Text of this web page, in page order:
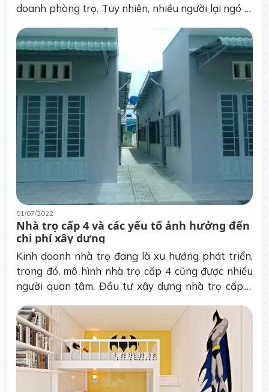
doanh phòng trọ. Tuy nhiên, nhiều người lại ngó lơ
01/07/2022
Nhà trọ cấp 4 và các yếu tố ảnh hưởng đến
chi phí xây dựng
Kinh doanh nhà trọ đang là xu hướng phát triển,
trong đó, mô hình nhà trọ cấp 4 cũng được nhiều
người quan tâm. Đầu tư xây dựng nhà trọ cấp 4
định và an toàn.